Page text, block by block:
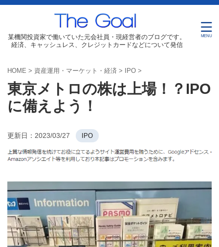
某機関投資家で働いていた元会社員・現経営者のブログです。
経済、キャッシュレス、クレジットカードなどについて発信
HOME > 資産運用・マーケット・経済 > IPO >
東京メトロの株は上場！？IPO
に備えよう！
更新日： 2023/03/27 IPO